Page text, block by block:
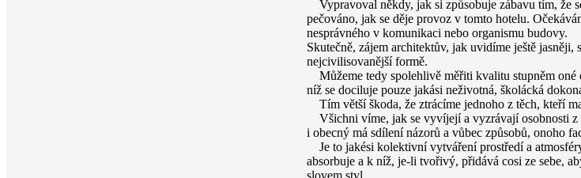
Vypravoval někdy, jak si způsobuje zábavu tím, že
pečováno, jak se děje provoz v tomto hotelu.
nesprávného v komunikaci nebo organismu budovy.
Skutečně, zájem architektův, jak uvidíme ještě
nejcivilisovanější formě.
Můžeme tedy spolehlivě měřiti kvalitu stupněm oné
níž se dociluje pouze jakási neživotná, školácká
Tím větší škoda, že ztrácíme jednoho z těch, kteří
Všichni víme, jak se vyvíjejí a vyzrávají osobnosti z
i obecný má sdílení názorů a vůbec způsobů, onoho
Je to jakési kolektivní vytváření prostředí a
absorbuje a k níž, je-li tvořivý, přidává cosi ze sebe,